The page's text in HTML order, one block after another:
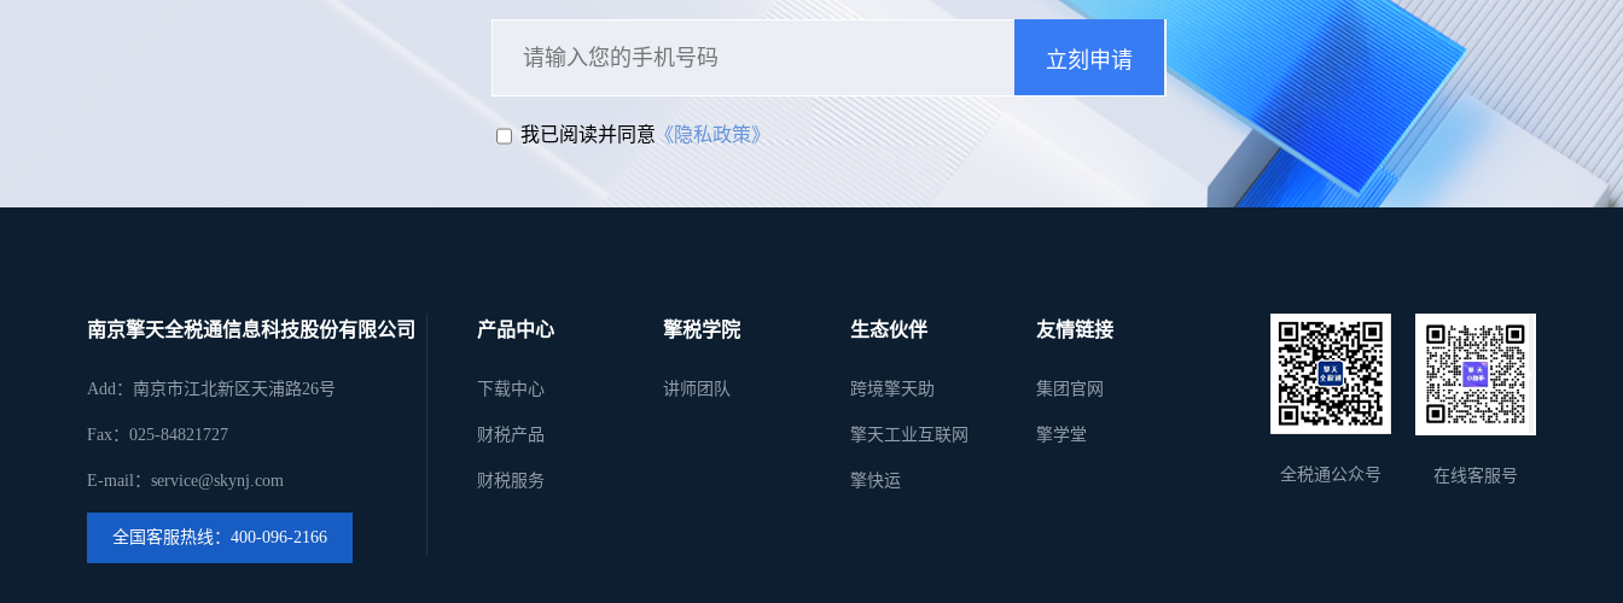
立刻申请
我已阅读并同意《隐私政策》
南京擎天全税通信息科技股份有限公司
Add：南京市江北新区天浦路26号
Fax：025-84821727
E-mail：service@skynj.com
全国客服热线：400-096-2166
产品中心
下载中心
财税产品
财税服务
擎税学院
讲师团队
生态伙伴
跨境擎天助
擎天工业互联网
擎快运
友情链接
集团官网
擎学堂
全税通公众号 在线客服号